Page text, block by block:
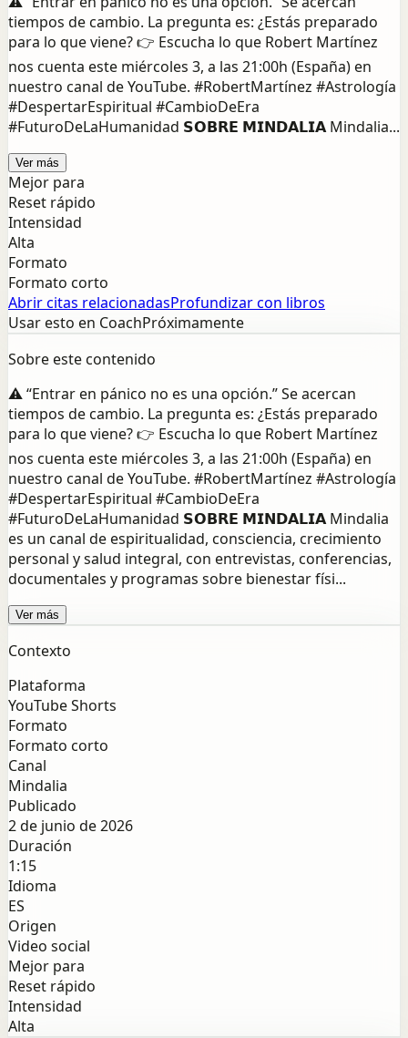
tiempos de cambio. La pregunta es: ¿Estás preparado
para lo que viene? 👉 Escucha lo que Robert Martínez
nos cuenta este miércoles 3, a las 21:00h (España) en
nuestro canal de YouTube. #RobertMartínez #Astrología
#DespertarEspiritual #CambioDeEra
#FuturoDeLaHumanidad 𝗦𝗢𝗕𝗥𝗘 𝗠𝗜𝗡𝗗𝗔𝗟𝗜𝗔 Mindalia...
Ver más
Mejor para
Reset rápido
Intensidad
Alta
Formato
Formato corto
Abrir citas relacionadasProfundizar con libros
Usar esto en CoachPróximamente
Sobre este contenido
⚠️ “Entrar en pánico no es una opción.” Se acercan
tiempos de cambio. La pregunta es: ¿Estás preparado
para lo que viene? 👉 Escucha lo que Robert Martínez
nos cuenta este miércoles 3, a las 21:00h (España) en
nuestro canal de YouTube. #RobertMartínez #Astrología
#DespertarEspiritual #CambioDeEra
#FuturoDeLaHumanidad 𝗦𝗢𝗕𝗥𝗘 𝗠𝗜𝗡𝗗𝗔𝗟𝗜𝗔 Mindalia
es un canal de espiritualidad, consciencia, crecimiento
personal y salud integral, con entrevistas, conferencias,
documentales y programas sobre bienestar físi...
Ver más
Contexto
Plataforma
YouTube Shorts
Formato
Formato corto
Canal
Mindalia
Publicado
2 de junio de 2026
Duración
1:15
Idioma
ES
Origen
Video social
Mejor para
Reset rápido
Intensidad
Alta